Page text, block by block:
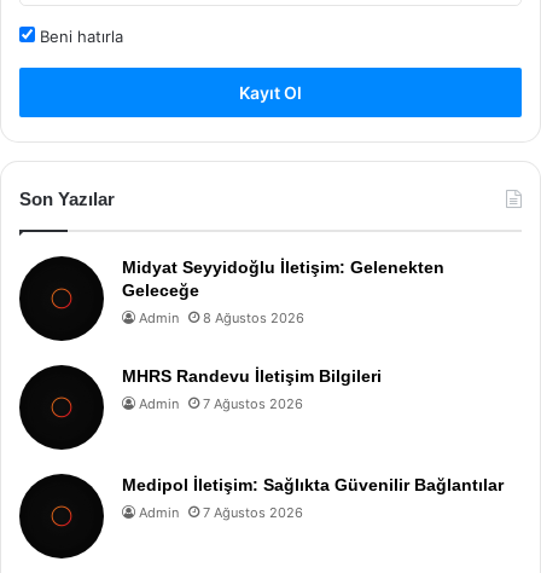
Beni hatırla
Kayıt Ol
Son Yazılar
Midyat Seyyidoğlu İletişim: Gelenekten
Geleceğe
Admin 8 Ağustos 2026
MHRS Randevu İletişim Bilgileri
Admin 7 Ağustos 2026
Medipol İletişim: Sağlıkta Güvenilir Bağlantılar
Admin 7 Ağustos 2026